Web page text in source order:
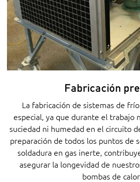
Fabricación
La fabricación de sistemas de
especial, ya que durante el trabajo
suciedad ni humedad en el circuito
preparación de todos los puntos de
soldadura en gas inerte,
asegurar la longevidad de
bombas de